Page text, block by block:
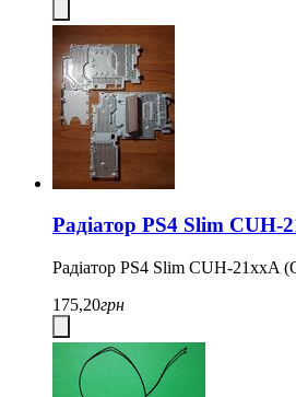
Радіатор PS4 Slim CUH-
Радіатор PS4 Slim CUH-21xxA
175,20грн